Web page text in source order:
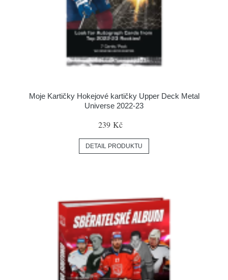
Moje Kartičky Hokejové kartičky Upper Deck Metal
Universe 2022-23
239 Kč
DETAIL PRODUKTU